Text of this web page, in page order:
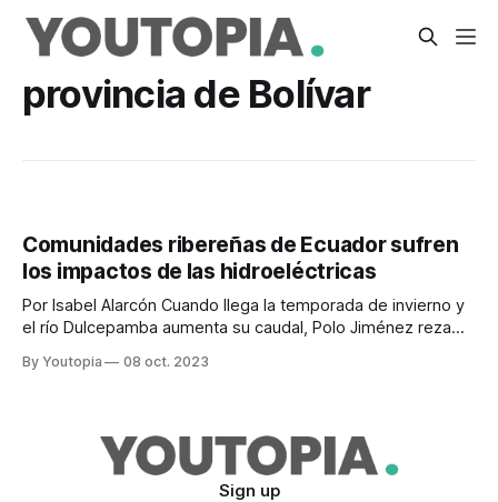
provincia de Bolívar
Comunidades ribereñas de Ecuador sufren
los impactos de las hidroeléctricas
Por Isabel Alarcón Cuando llega la temporada de invierno y
el río Dulcepamba aumenta su caudal, Polo Jiménez reza
deja junto a su puerta una linterna, una muda de ropa y sus
By Youtopia 08 oct. 2023
Sign up